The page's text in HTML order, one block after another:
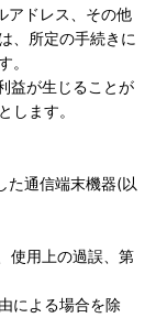
アドレス、その他
、所定の手続きに
。
益が生じることが
ます。
た通信端末機器(以
使用上の過誤、第
による場合を除